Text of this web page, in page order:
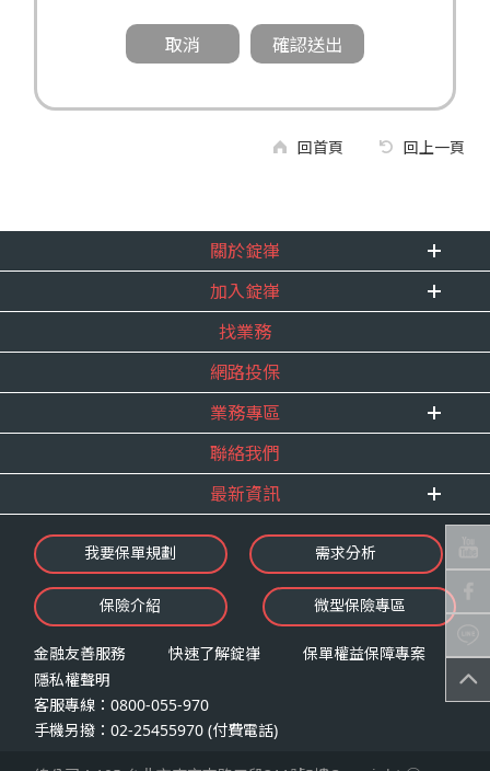
三、個人資料利用之期間、地區、對象及方式
（一）期間：蒐集之目的存續期間及依法令規定
（四）方式：自動化機器或其他非自動化之方
四、當事人依個資法第三條規定得行使之權利及方
（一）當事人得行使之權利
台端就錠嵂公司向 台端所蒐集之個人資
料，得向錠嵂公司行使下列權利，除法令
另有規定或履行契約所必要外，錠嵂公司
查詢或請求閱覽。
請求製給複製本。
請求補充或更正。
請求停止蒐集、處理或利用。
請求刪除。
（二）當事人行使權利之方式
台端如欲行使上述權利時，得以書面方式
向錠嵂公司申請，申請書面送達地址：台
回首頁 回上一頁
關於錠嵂
企業資訊
重要事跡
得獎紀錄
服務宣言
合作夥伴
加入錠嵂
內勤招聘
精英招募
年度增員計畫
找業務
網路投保
業務專區
E 線資源網
聯絡我們
最新資訊
最新消息
錠嵂焦點
影音頻道
業務資源分享
我要保單規劃 需求分析
保險介紹 微型保險專區
金融友善服務 快速了解錠嵂
保單權益保障專案
隱私權聲明
客服專線：0800-055-970
手機另撥：02-25455970 (付費電話)